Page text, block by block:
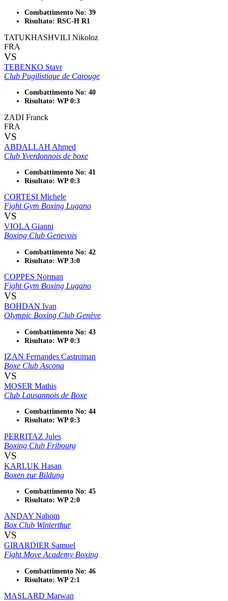
Combattimento No: 39
Risultato: RSC-H R1
TATUKHASHVILI Nikoloz
FRA
VS
TEBENKO Stavr
Club Pugilistique de Carouge
Combattimento No: 40
Risultato: WP 0:3
ZADI Franck
FRA
VS
ABDALLAH Ahmed
Club Yverdonnois de boxe
Combattimento No: 41
Risultato: WP 0:3
CORTESI Michele
Fight Gym Boxing Lugano
VS
VIOLA Gianni
Boxing Club Genevois
Combattimento No: 42
Risultato: WP 3:0
COPPES Norman
Fight Gym Boxing Lugano
VS
BOHDAN Ivan
Olympic Boxing Club Genève
Combattimento No: 43
Risultato: WP 0:3
IZAN Fernandes Castroman
Boxe Club Ascona
VS
MOSER Mathis
Club Lausannois de Boxe
Combattimento No: 44
Risultato: WP 0:3
PERRITAZ Jules
Boxing Club Fribourg
VS
KARLUK Hasan
Boxen zur Bildung
Combattimento No: 45
Risultato: WP 2:0
ANDAY Nahom
Box Club Winterthur
VS
GIRARDIER Samuel
Fight Move Academy Boxing
Combattimento No: 46
Risultato: WP 2:1
MASLARD Marwan